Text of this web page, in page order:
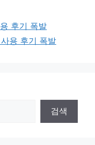
후기 폭발
용 후기 폭발
검색